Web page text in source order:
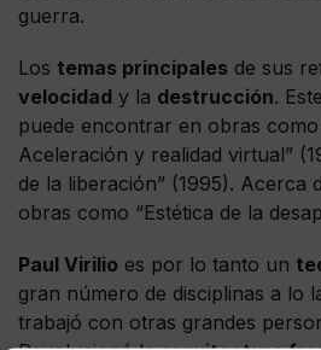
guerra.
Los temas principales de sus
velocidad y la destrucción.
puede encontrar en obras
Aceleración y realidad virtual”
de la liberación” (1995). Acerca
obras como “Estética de la
Paul Virilio es por lo tanto un
gran número de disciplinas a lo
trabajó con otras grandes